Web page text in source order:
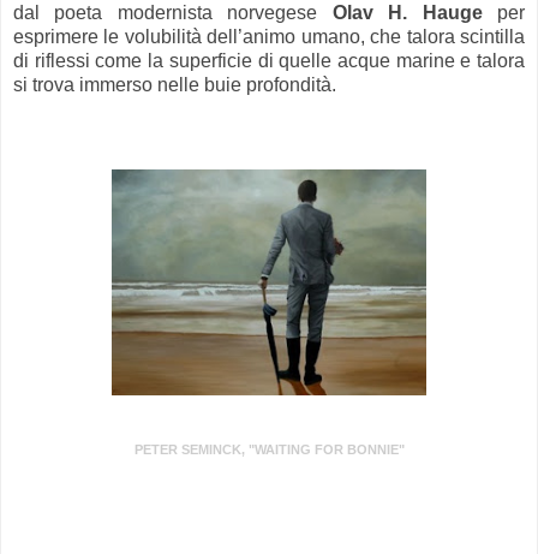
dal poeta modernista norvegese Olav H. Haugeper
esprimere le volubilità dell’animo umano, che talora scintilla
di riflessi come la superficie di quelle acque marine e talora
si trova immerso nelle buie profondità.
PETER SEMINCK, "WAITING FOR BONNIE"